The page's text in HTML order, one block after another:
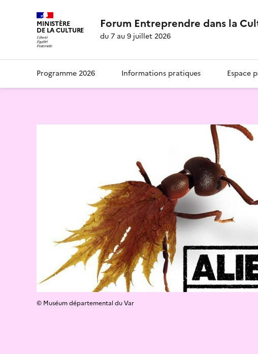
MINISTÈRE
DE LA CULTURE Forum Entreprendre dans la
du 7 au 9 juillet 2026
Programme 2026 Informations pratiques Espace
© Muséum départemental du Var